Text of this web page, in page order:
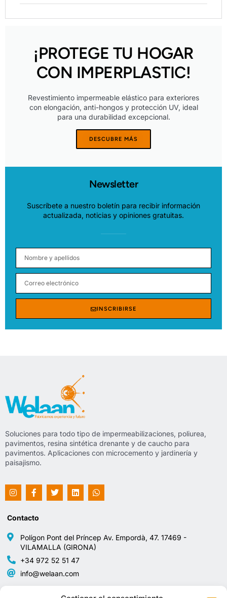
¡PROTEGE TU HOGAR
CON IMPERPLASTIC!
Revestimiento impermeable elástico para exteriores
con elongación, anti-hongos y protección UV, ideal
para una durabilidad excepcional.
DESCUBRE MÁS
Newsletter
Suscríbete a nuestro boletín para recibir información
actualizada, noticias y opiniones gratuitas.
INSCRIBIRSE
Soluciones para todo tipo de impermeabilizaciones, poliurea,
pavimentos, resina sintética drenante y de caucho para
pavimentos. Aplicaciones con microcemento y jardinería y
paisajismo.
Contacto
Polígon Pont del Príncep Av. Empordà, 47. 17469 -
VILAMALLA (GIRONA)
+34 972 52 51 47
info@welaan.com
Avisos legales